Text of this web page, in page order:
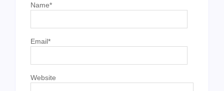
Name*
Email*
Website